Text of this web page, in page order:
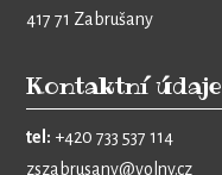
417 71 Zabrušany
Kontaktní údaje
tel: +420 733 537 114
zszabrusany@volny.cz